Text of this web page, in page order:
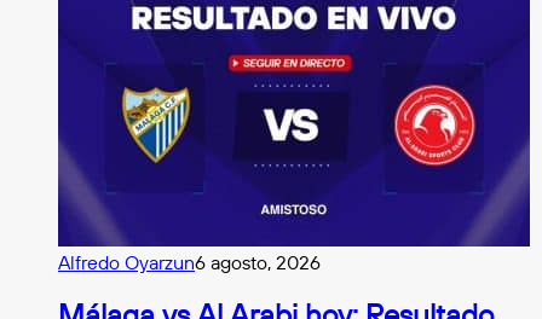
Alfredo Oyarzun6 agosto, 2026